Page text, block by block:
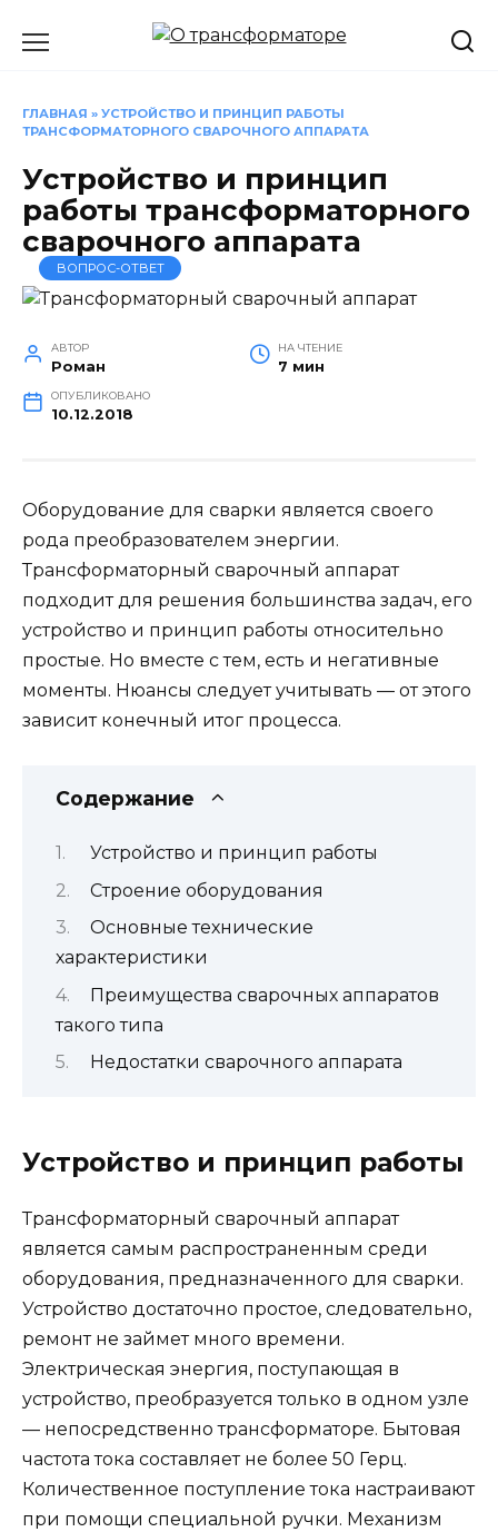
ГЛАВНАЯ » УСТРОЙСТВО И ПРИНЦИП РАБОТЫ
ТРАНСФОРМАТОРНОГО СВАРОЧНОГО АППАРАТА
Устройство и принцип
работы трансформаторного
сварочного аппарата
ВОПРОС-ОТВЕТ
АВТОР
Роман
НА ЧТЕНИЕ
7 мин
ОПУБЛИКОВАНО
10.12.2018
Оборудование для сварки является своего
рода преобразователем энергии.
Трансформаторный сварочный аппарат
подходит для решения большинства задач, его
устройство и принцип работы относительно
простые. Но вместе с тем, есть и негативные
моменты. Нюансы следует учитывать — от этого
зависит конечный итог процесса.
Содержание
Устройство и принцип работы
Строение оборудования
Основные технические
характеристики
Преимущества сварочных аппаратов
такого типа
Недостатки сварочного аппарата
Устройство и принцип работы
Трансформаторный сварочный аппарат
является самым распространенным среди
оборудования, предназначенного для сварки.
Устройство достаточно простое, следовательно,
ремонт не займет много времени.
Электрическая энергия, поступающая в
устройство, преобразуется только в одном узле
— непосредственно трансформаторе. Бытовая
частота тока составляет не более 50 Герц.
Количественное поступление тока настраивают
при помощи специальной ручки. Механизм